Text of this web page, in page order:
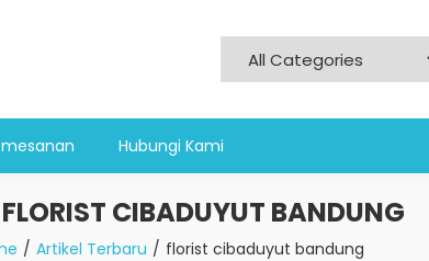
Hubungi Kami
FLORIST CIBADUYUT BANDUNG
Artikel Terbaru florist cibaduyut bandung